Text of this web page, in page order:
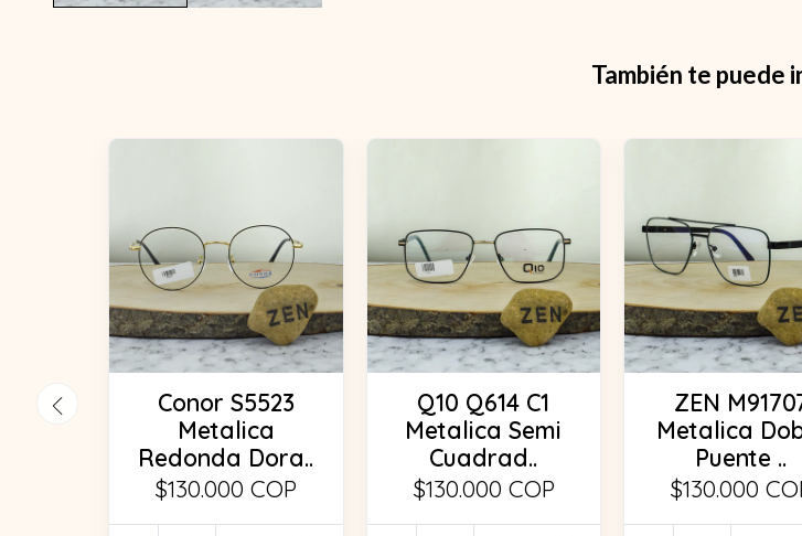
También te puede
Conor S5523
Metalica
Redonda Dora..
$130.000 COP
Q10 Q614 C1
Metalica Semi
Cuadrad..
$130.000 COP
ZEN
Metalica
Puente ..
$130.000